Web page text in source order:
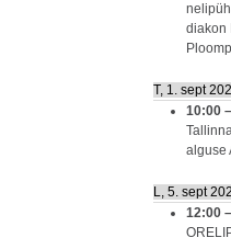
diakon
T, 1. sept
10:00 –
alguse
L, 5. sept
12:00 –